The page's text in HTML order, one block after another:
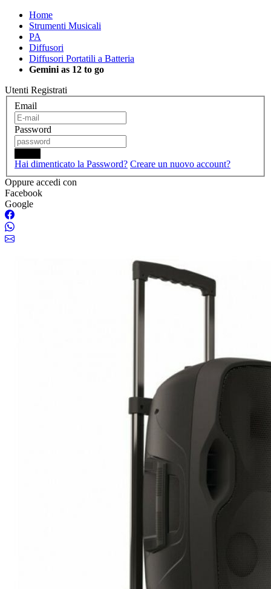
Home
Strumenti Musicali
PA
Diffusori
Diffusori Portatili a Batteria
Gemini as 12 to go
Utenti Registrati
Email
Password
Hai dimenticato la Password? Creare un nuovo account?
Oppure accedi con
Facebook
Google